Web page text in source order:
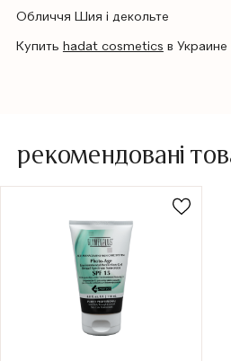
Обличчя Шия і декольте
Купить hadat cosmetics в
рекомендовані